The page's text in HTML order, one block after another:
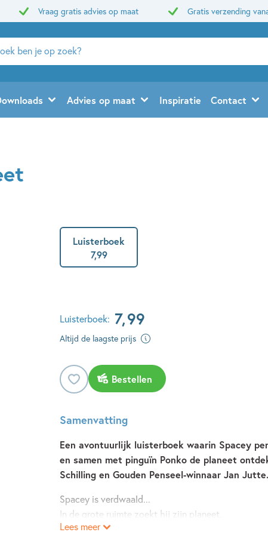
Vraag gratis advies op maat Gratis verzending
Advies op maat Inspiratie Contact
Luisterboek
7,99
Luisterboek: 7,99
Altijd de laagste prijs
Bestellen
Samenvatting
Een avontuurlijk luisterboek waarin Spacey
en samen met pinguïn Ponko de planeet
Schilling en Gouden Penseel-winnaar Jan
Spacey is verdwaald...
In de grote ruimte zoekt hij zijn planeet.
Hij landt op de Zuidpool en ontmoet pinguïn Ponko.
Lees meer